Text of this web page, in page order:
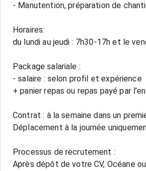
- Manutention, préparation de
Horaires:
du lundi au jeudi : 7h30-17h et le
Package salariale :
- salaire : selon profil et expérience
+ panier repas ou repas payé par
Contrat : à la semaine dans un
Déplacement à la journée
Processus de recrutement :
Après dépôt de votre CV, Océane